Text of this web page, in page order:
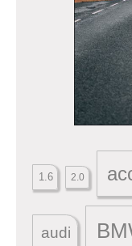
1.6 2.0
audi